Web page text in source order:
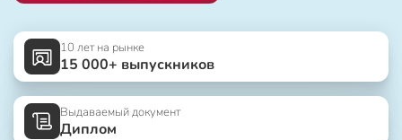
10 лет на рынке
15 000+ выпускников
Выдаваемый документ
Диплом